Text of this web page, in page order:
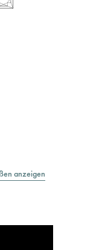
anzeigen